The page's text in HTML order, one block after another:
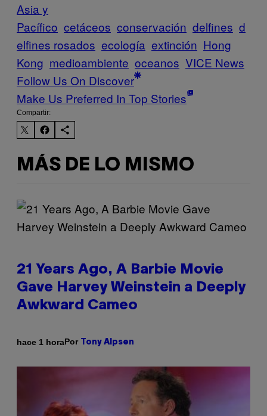
Asia y
Pacífico cetáceos conservación delfines d
elfines rosados ecología extinción Hong
Kong medioambiente oceanos VICE News
Follow Us On Discover
Make Us Preferred In Top Stories
Compartir:
MÁS DE LO MISMO
21 Years Ago, A Barbie Movie
Gave Harvey Weinstein a Deeply
Awkward Cameo
hace 1 horaPor Tony Alpsen